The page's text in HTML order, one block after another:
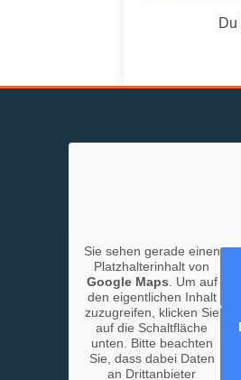
Sie sehen gerade einen
Platzhalterinhalt von
Google Maps . Um auf
den eigentlichen Inhalt
zuzugreifen, klicken Sie
auf die Schaltfläche
unten. Bitte beachten
Sie, dass dabei Daten
an Drittanbieter